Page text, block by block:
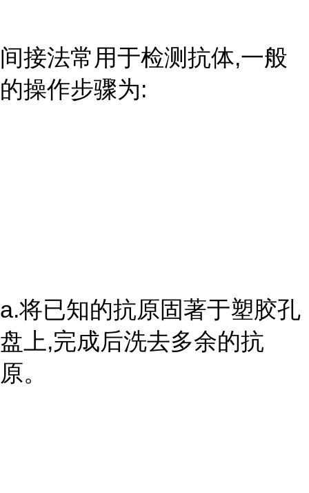
间接法常用于检测抗体,一般
的操作步骤为:
a.将已知的抗原固著于塑胶孔
盘上,完成后洗去多余的抗
原。